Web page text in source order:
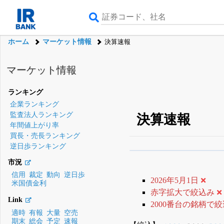
ホーム マーケット情報 決算速報
マーケット情報
ランキング
企業ランキング
監査法人ランキング
年間値上がり率
買長・売長ランキング
逆日歩ランキング
市況
信用
裁定 動向
逆日歩
米国債金利
Link
適時 有報 大量 空売
期末 総会 予定 速報
決算速報
登録すると永久
2026年5月1日
赤字拡大で絞込み
2000番台の銘柄で